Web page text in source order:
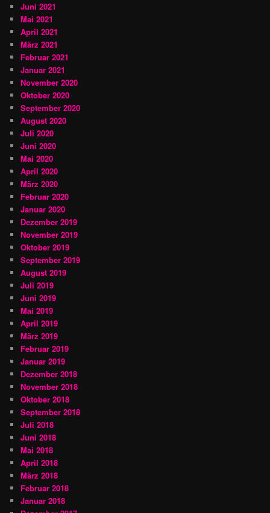
Juni 2021
Mai 2021
April 2021
März 2021
Februar 2021
Januar 2021
November 2020
Oktober 2020
September 2020
August 2020
Juli 2020
Juni 2020
Mai 2020
April 2020
März 2020
Februar 2020
Januar 2020
Dezember 2019
November 2019
Oktober 2019
September 2019
August 2019
Juli 2019
Juni 2019
Mai 2019
April 2019
März 2019
Februar 2019
Januar 2019
Dezember 2018
November 2018
Oktober 2018
September 2018
Juli 2018
Juni 2018
Mai 2018
April 2018
März 2018
Februar 2018
Januar 2018